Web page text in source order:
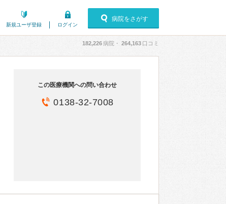
新規ユーザ登録 ログイン
病院をさがす
182,226病院・ 264,163 口コミ
この医療機関への問い合わせ
0138-32-7008